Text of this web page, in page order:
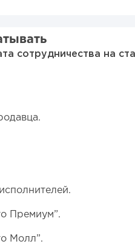
сотрудничества на
Премиум”.
Молл”.